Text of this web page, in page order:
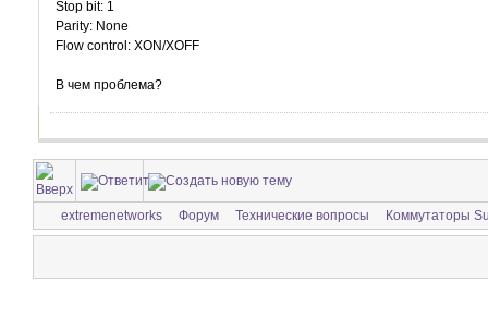
Stop bit: 1
Parity: None
Flow control: XON/XOFF
В чем проблема?
extremenetworks Форум Технические вопросы Коммутаторы